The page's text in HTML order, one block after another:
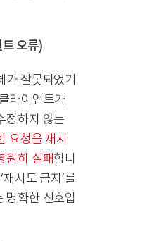
오류)
가 잘못되었기
라이언트가
정하지 않는
요청을 재시
원히 실패합니
재시도 금지’를
명확한 신호입